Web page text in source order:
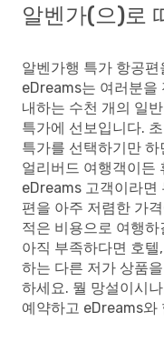
알벤가(으)로
알벤가행 특가 항공
eDreams는 여러분을
내하는 수천 개의 일
특가에 선보입니다.
특가를 선택하기만
얼리버드 여행객이든
eDreams 고객이라면
편을 아주 저렴한 가
적은 비용으로 여행
아직 부족하다면 호
하는 다른 저가 상품
하세요. 뭘 망설이시
예약하고 eDreams와